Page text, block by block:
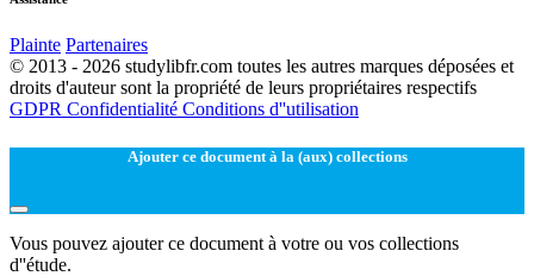
Plainte Partenaires
© 2013 - 2026 studylibfr.com toutes les autres marques déposées et
droits d'auteur sont la propriété de leurs propriétaires respectifs
GDPR Confidentialité Conditions d''utilisation
Ajouter ce document à la (aux) collections
Vous pouvez ajouter ce document à votre ou vos collections
d''étude.